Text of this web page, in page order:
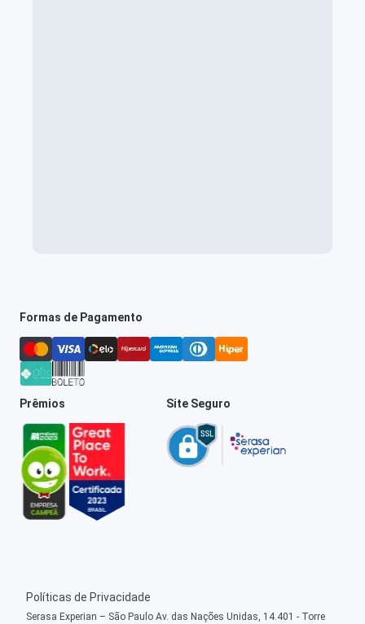
Formas de Pagamento
Prêmios Site Seguro
Políticas de Privacidade
Serasa Experian – São Paulo Av. das Nações Unidas, 14.401 - Torre